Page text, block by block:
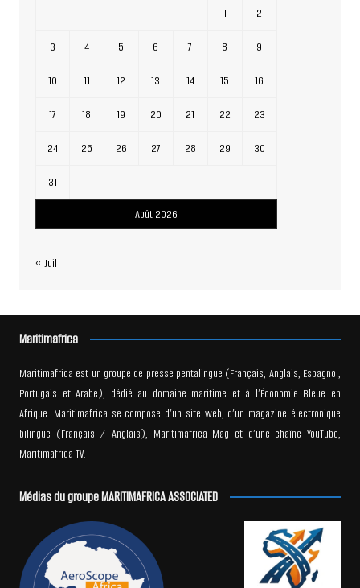
Août 2026
1 2
3 4 5 6 7 8 9
10 11 12 13 14 15 16
17 18 19 20 21 22 23
24 25 26 27 28 29 30
31
« Juil
Maritimafrica
Maritimafrica est un groupe de presse pentalingue (Français, Anglais, Espagnol,
Portugais et Arabe), dédié au domaine maritime et à l’Économie Bleue en
Afrique. Maritimafrica se compose d’un site web, d’un magazine électronique
bilingue (Français / Anglais), Maritimafrica Mag et d’une chaîne YouTube,
Maritimafrica TV.
Médias du groupe MARITIMAFRICA ASSOCIATED